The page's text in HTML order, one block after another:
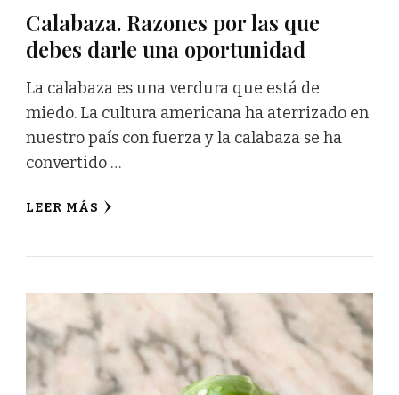
Calabaza. Razones por las que
debes darle una oportunidad
La calabaza es una verdura que está de
miedo. La cultura americana ha aterrizado en
nuestro país con fuerza y la calabaza se ha
convertido …
LEER MÁS